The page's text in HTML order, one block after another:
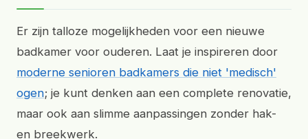
Er zijn talloze mogelijkheden voor een nieuwe
badkamer voor ouderen. Laat je inspireren door
moderne senioren badkamers die niet 'medisch'
ogen; je kunt denken aan een complete renovatie,
maar ook aan slimme aanpassingen zonder hak-
en breekwerk.